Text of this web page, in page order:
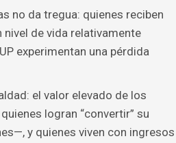
no da tregua: quienes reciben
nivel de vida relativamente
experimentan una pérdida
el valor elevado de los
logran “convertir” su
y quienes viven con ingresos